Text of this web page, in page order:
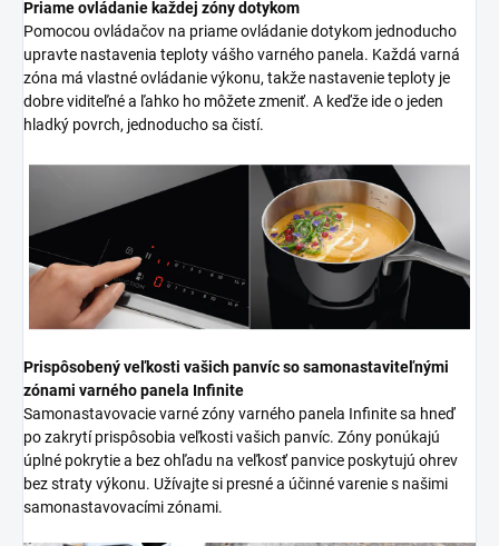
Priame ovládanie každej zóny dotykom
Pomocou ovládačov na priame ovládanie dotykom jednoducho
upravte nastavenia teploty vášho varného panela. Každá varná
zóna má vlastné ovládanie výkonu, takže nastavenie teploty je
dobre viditeľné a ľahko ho môžete zmeniť. A keďže ide o jeden
hladký povrch, jednoducho sa čistí.
Prispôsobený veľkosti vašich panvíc so samonastaviteľnými
zónami varného panela Infinite
Samonastavovacie varné zóny varného panela Infinite sa hneď
po zakrytí prispôsobia veľkosti vašich panvíc. Zóny ponúkajú
úplné pokrytie a bez ohľadu na veľkosť panvice poskytujú ohrev
bez straty výkonu. Užívajte si presné a účinné varenie s našimi
samonastavovacími zónami.